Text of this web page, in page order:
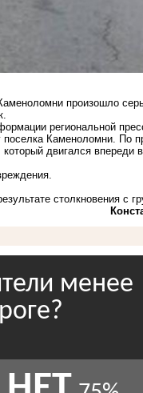
произошло
региональной
поселка Каменоломни. По
двигался впереди
столкновения с